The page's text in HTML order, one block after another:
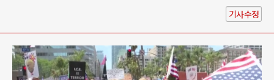
기사수정